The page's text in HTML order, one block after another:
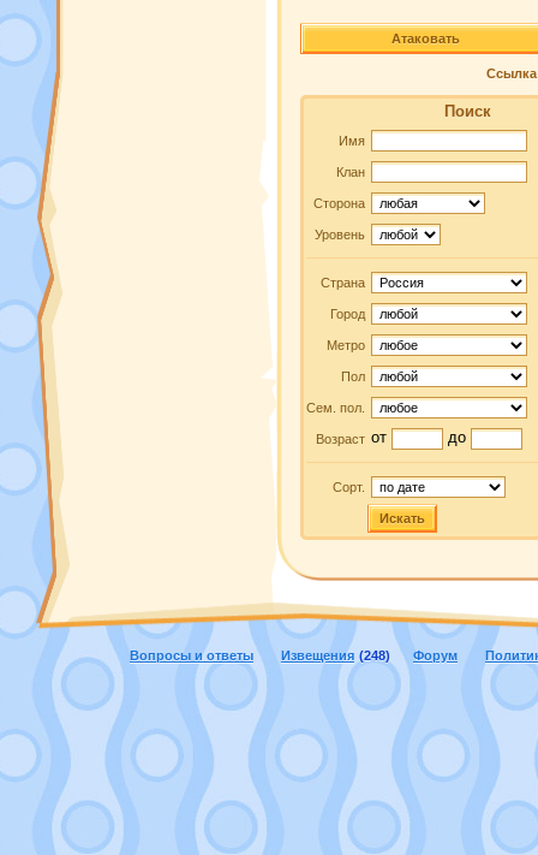
Атаковать
Ссылка
Поиск
Имя
Клан
Сторона
Уровень
Страна
Город
Метро
Пол
Сем. пол.
Возраст от до
Сорт.
Искать
Вопросы и ответы Извещения (248) Форум